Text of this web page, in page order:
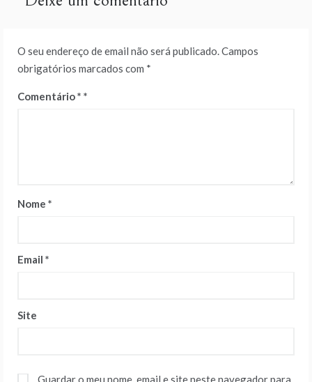
O seu endereço de email não será publicado.Campos
obrigatórios marcados com *
Comentário*
Nome *
Email *
Site
Guardar o meu nome, email e site neste navegador para